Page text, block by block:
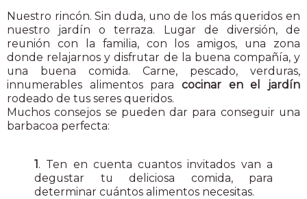
Nuestro rincón. Sin duda, uno de los más queridos en
nuestro jardín o terraza. Lugar de diversión, de
reunión con la familia, con los amigos, una zona
donde relajarnos y disfrutar de la buena compañía, y
una buena comida. Carne, pescado, verduras,
innumerables alimentos para cocinar en el jardín
rodeado de tus seres queridos.
Muchos consejos se pueden dar para conseguir una
barbacoa perfecta:
1. Ten en cuenta cuantos invitados van a
degustar tu deliciosa comida, para
determinar cuántos alimentos necesitas.